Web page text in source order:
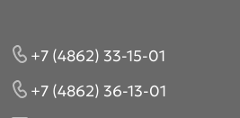
+7 (4862) 33-15-01
+7 (4862) 36-13-01